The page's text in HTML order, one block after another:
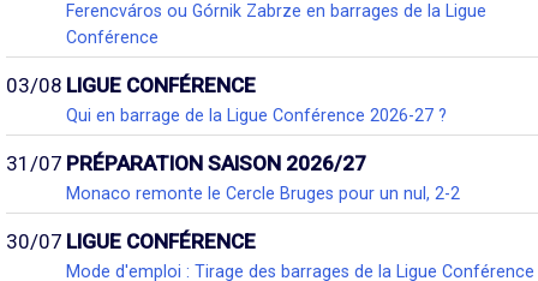
Ferencváros ou Górnik Zabrze en barrages de la Ligue
Conférence
03/08 LIGUE CONFÉRENCE
Qui en barrage de la Ligue Conférence 2026-27 ?
31/07 PRÉPARATION SAISON 2026/27
Monaco remonte le Cercle Bruges pour un nul, 2-2
30/07 LIGUE CONFÉRENCE
Mode d'emploi : Tirage des barrages de la Ligue Conférence